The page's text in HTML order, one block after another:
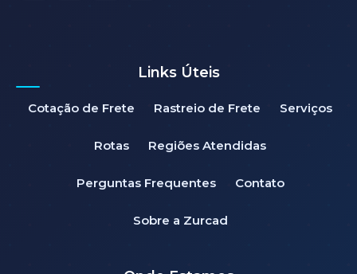
Links Úteis
Cotação de Frete Rastreio de Frete Serviços
Rotas Regiões Atendidas
Perguntas Frequentes Contato
Sobre a Zurcad